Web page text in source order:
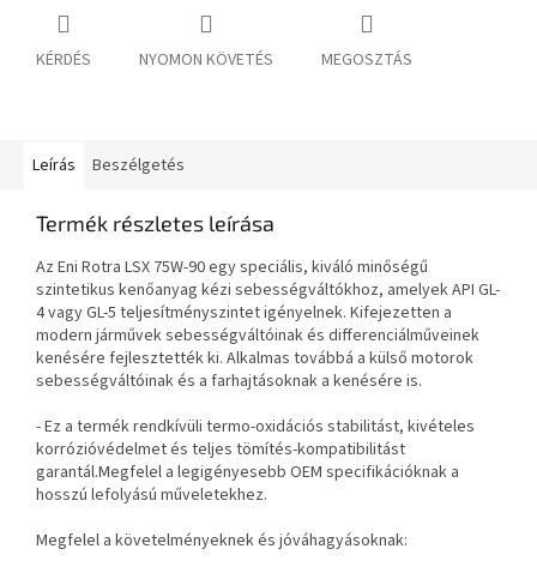
KÉRDÉS NYOMON KÖVETÉS MEGOSZTÁS
Leírás Beszélgetés
Termék részletes leírása
Az Eni Rotra LSX 75W-90 egy speciális, kiváló minőségű
szintetikus kenőanyag kézi sebességváltókhoz, amelyek API GL-
4 vagy GL-5 teljesítményszintet igényelnek. Kifejezetten a
modern járművek sebességváltóinak és differenciálműveinek
kenésére fejlesztették ki. Alkalmas továbbá a külső motorok
sebességváltóinak és a farhajtásoknak a kenésére is.
- Ez a termék rendkívüli termo-oxidációs stabilitást, kivételes
korrózióvédelmet és teljes tömítés-kompatibilitást
garantál.Megfelel a legigényesebb OEM specifikációknak a
hosszú lefolyású műveletekhez.
Megfelel a követelményeknek és jóváhagyásoknak: